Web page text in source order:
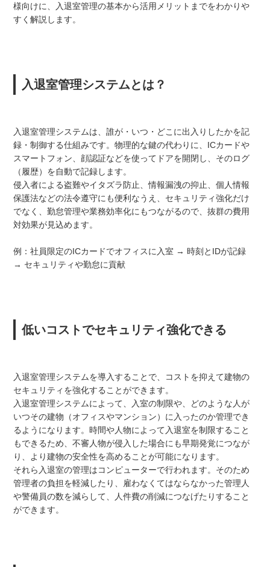
様向けに、入退室管理の基本から活用メリットまでをわかりや
すく解説します。
入退室管理システムとは？
入退室管理システムは、誰が・いつ・どこに出入りしたかを記
録・制御する仕組みです。物理的な鍵の代わりに、ICカードや
スマートフォン、顔認証などを使ってドアを開閉し、そのログ
（履歴）を自動で記録します。
侵入者による盗難やイタズラ防止、情報漏洩の抑止、個人情報
保護法などの法令遵守にも便利なうえ、セキュリティ強化だけ
でなく、勤怠管理や業務効率化にもつながるので、抜群の費用
対効果が見込めます。
例：社員限定のICカードでオフィスに入室 → 時刻とIDが記録
→ セキュリティや勤怠に貢献
低いコストでセキュリティ強化できる
入退室管理システムを導入することで、コストを抑えて建物の
セキュリティを強化することができます。
入退室管理システムによって、入室の制限や、どのような人が
いつその建物（オフィスやマンション）に入ったのか管理でき
るようになります。時間や人物によって入退室を制限すること
もできるため、不審人物が侵入した場合にも早期発覚につなが
り、より建物の安全性を高めることが可能になります。
それら入退室の管理はコンピューターで行われます。そのため
管理者の負担を軽減したり、雇わなくてはならなかった管理人
や警備員の数を減らして、人件費の削減につなげたりすること
ができます。